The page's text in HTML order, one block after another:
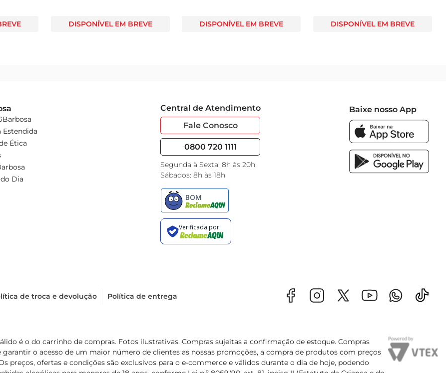
DISPONÍVEL EM BREVE DISPONÍVEL EM BREVE DISPONÍVEL EM BREVE
Estendida
Ética
Dia
Central de Atendimento
Fale Conosco
0800 720 1111
Segunda à Sexta: 8h às 20h
Sábados: 8h às 18h
Baixe nosso App
de troca e devolução Política de entrega
é o do carrinho de compras. Fotos ilustrativas. Compras sujeitas a confirmação de estoque. Compras
o acesso de um maior número de clientes as nossas promoções, a compra de produtos com preços
preços, ofertas e condições são exclusivos para o e-commerce e válidos durante o dia de hoje, podendo